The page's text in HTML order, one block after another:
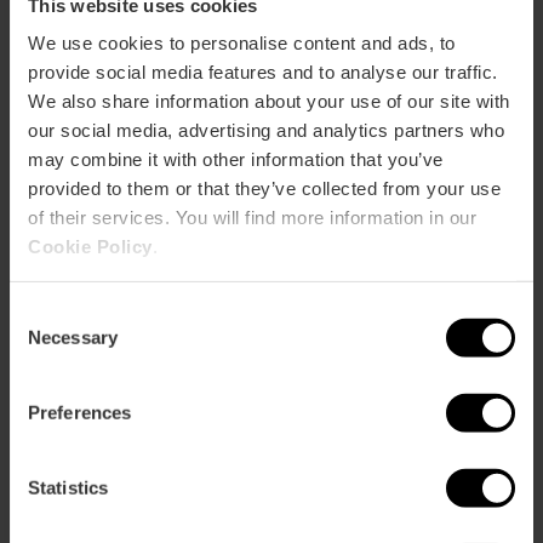
This website uses cookies
We use cookies to personalise content and ads, to
provide social media features and to analyse our traffic.
We also share information about your use of our site with
our social media, advertising and analytics partners who
may combine it with other information that you’ve
provided to them or that they’ve collected from your use
of their services. You will find more information in our
Cookie Policy
Selection
Necessary
Preferences
Statistics
Activar mapa